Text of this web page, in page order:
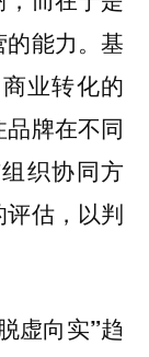
能力。基
业转化的
牌在不同
织协同方
估，以判
虚向实”趋